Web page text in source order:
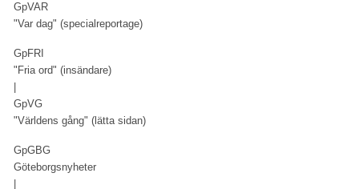
GpVAR
"Var dag" (specialreportage)
GpFRI
"Fria ord" (insändare)
GpVG
"Världens gång" (lätta sidan)
GpGBG
Göteborgsnyheter